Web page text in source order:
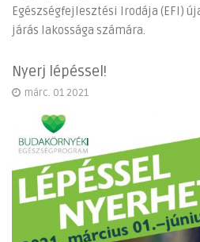
Egészségfejlesztési Irodája (EFI)
járás lakossága számára.
Nyerj lépéssel!
márc. 01 2021